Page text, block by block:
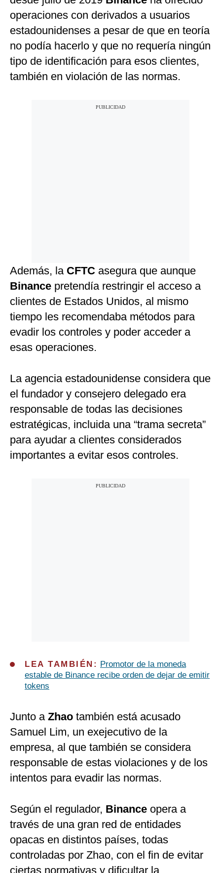
operaciones con derivados a usuarios
estadounidenses a pesar de que en teoría
no podía hacerlo y que no requería ningún
tipo de identificación para esos clientes,
también en violación de las normas.
Además, la CFTC asegura que aunque
Binance pretendía restringir el acceso a
clientes de Estados Unidos, al mismo
tiempo les recomendaba métodos para
evadir los controles y poder acceder a
esas operaciones.
La agencia estadounidense considera que
el fundador y consejero delegado era
responsable de todas las decisiones
estratégicas, incluida una “trama secreta”
para ayudar a clientes considerados
importantes a evitar esos controles.
LEA TAMBIÉN:
Promotor de la moneda
estable de Binance recibe orden de dejar de emitir
tokens
Junto a Zhao también está acusado
Samuel Lim, un exejecutivo de la
empresa, al que también se considera
responsable de estas violaciones y de los
intentos para evadir las normas.
Según el regulador, Binance opera a
través de una gran red de entidades
opacas en distintos países, todas
controladas por Zhao, con el fin de evitar
ciertas normativas y dificultar la